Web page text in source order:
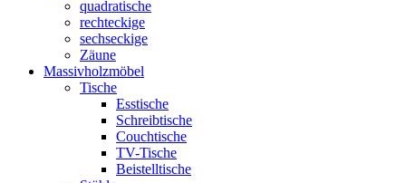
quadratische
rechteckige
sechseckige
Zäune
Massivholzmöbel
Tische
Esstische
Schreibtische
Couchtische
TV-Tische
Beistelltische